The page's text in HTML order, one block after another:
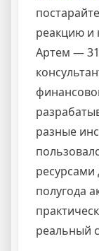
реакцию и
Артем —
разные
ресурсами
полугода
реальный